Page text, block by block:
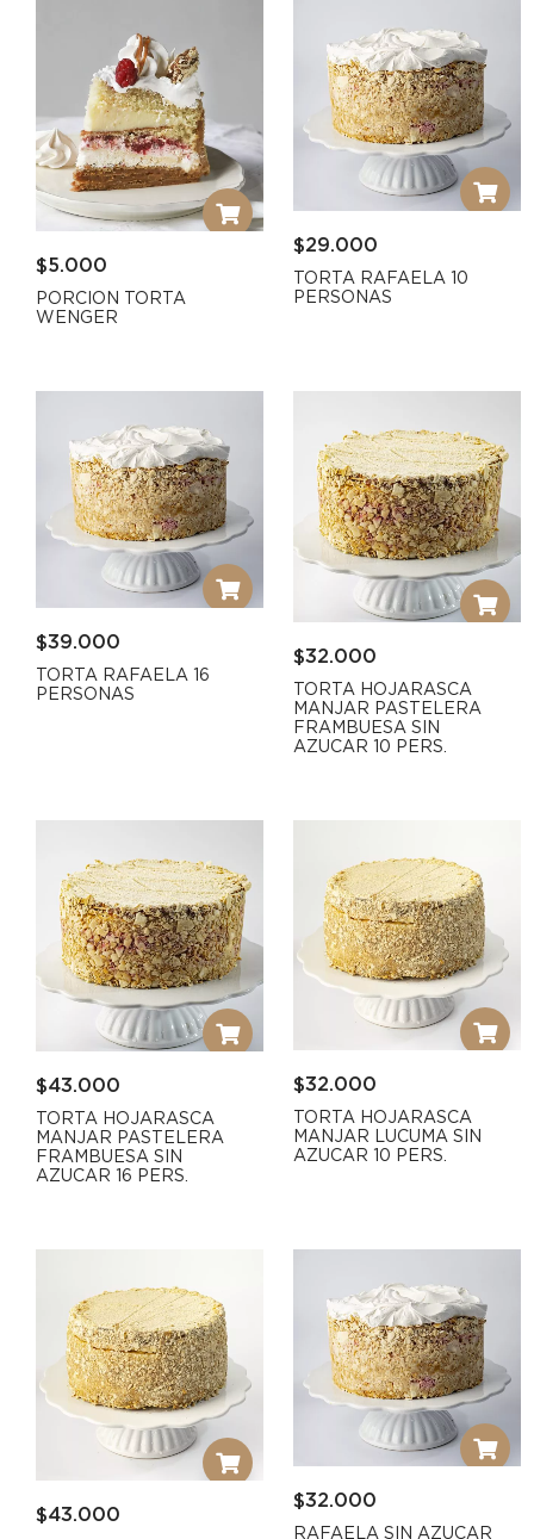
$5.000
PORCION TORTA
WENGER
$29.000
TORTA RAFAELA 10
PERSONAS
$39.000
TORTA RAFAELA 16
PERSONAS
$32.000
TORTA HOJARASCA
MANJAR PASTELERA
FRAMBUESA SIN
AZUCAR 10 PERS.
$43.000
TORTA HOJARASCA
MANJAR PASTELERA
FRAMBUESA SIN
AZUCAR 16 PERS.
$32.000
TORTA HOJARASCA
MANJAR LUCUMA SIN
AZUCAR 10 PERS.
$43.000
$32.000
RAFAELA SIN AZUCAR